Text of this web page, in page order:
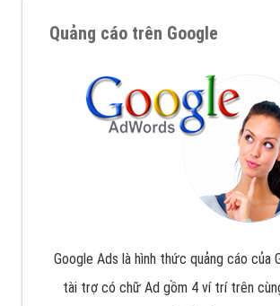
Quảng cáo trên Google
Google Ads là hình thức quảng cáo của
tài trợ có chữ Ad gồm 4 ví trí trên